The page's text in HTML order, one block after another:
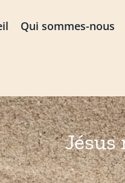
Qui sommes-nous
Jésus